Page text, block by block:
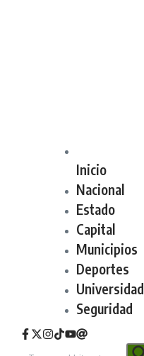
Inicio
Nacional
Estado
Capital
Municipios
Deportes
Universidad
Seguridad